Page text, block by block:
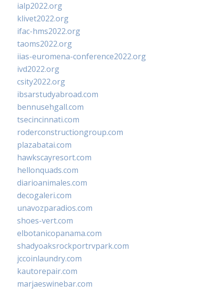
ialp2022.org
klivet2022.org
ifac-hms2022.org
taoms2022.org
iias-euromena-conference2022.org
ivd2022.org
csity2022.org
ibsarstudyabroad.com
bennusehgall.com
tsecincinnati.com
roderconstructiongroup.com
plazabatai.com
hawkscayresort.com
hellonquads.com
diarioanimales.com
decogaleri.com
unavozparadios.com
shoes-vert.com
elbotanicopanama.com
shadyoaksrockportrvpark.com
jccoinlaundry.com
kautorepair.com
marjaeswinebar.com